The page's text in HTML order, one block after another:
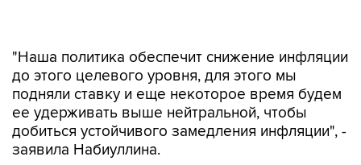
подняли ставку и еще некоторое время будем
ее удерживать выше нейтральной, чтобы
добиться устойчивого замедления инфляции", -
заявила Набиуллина.
ЭКОНОМИКА